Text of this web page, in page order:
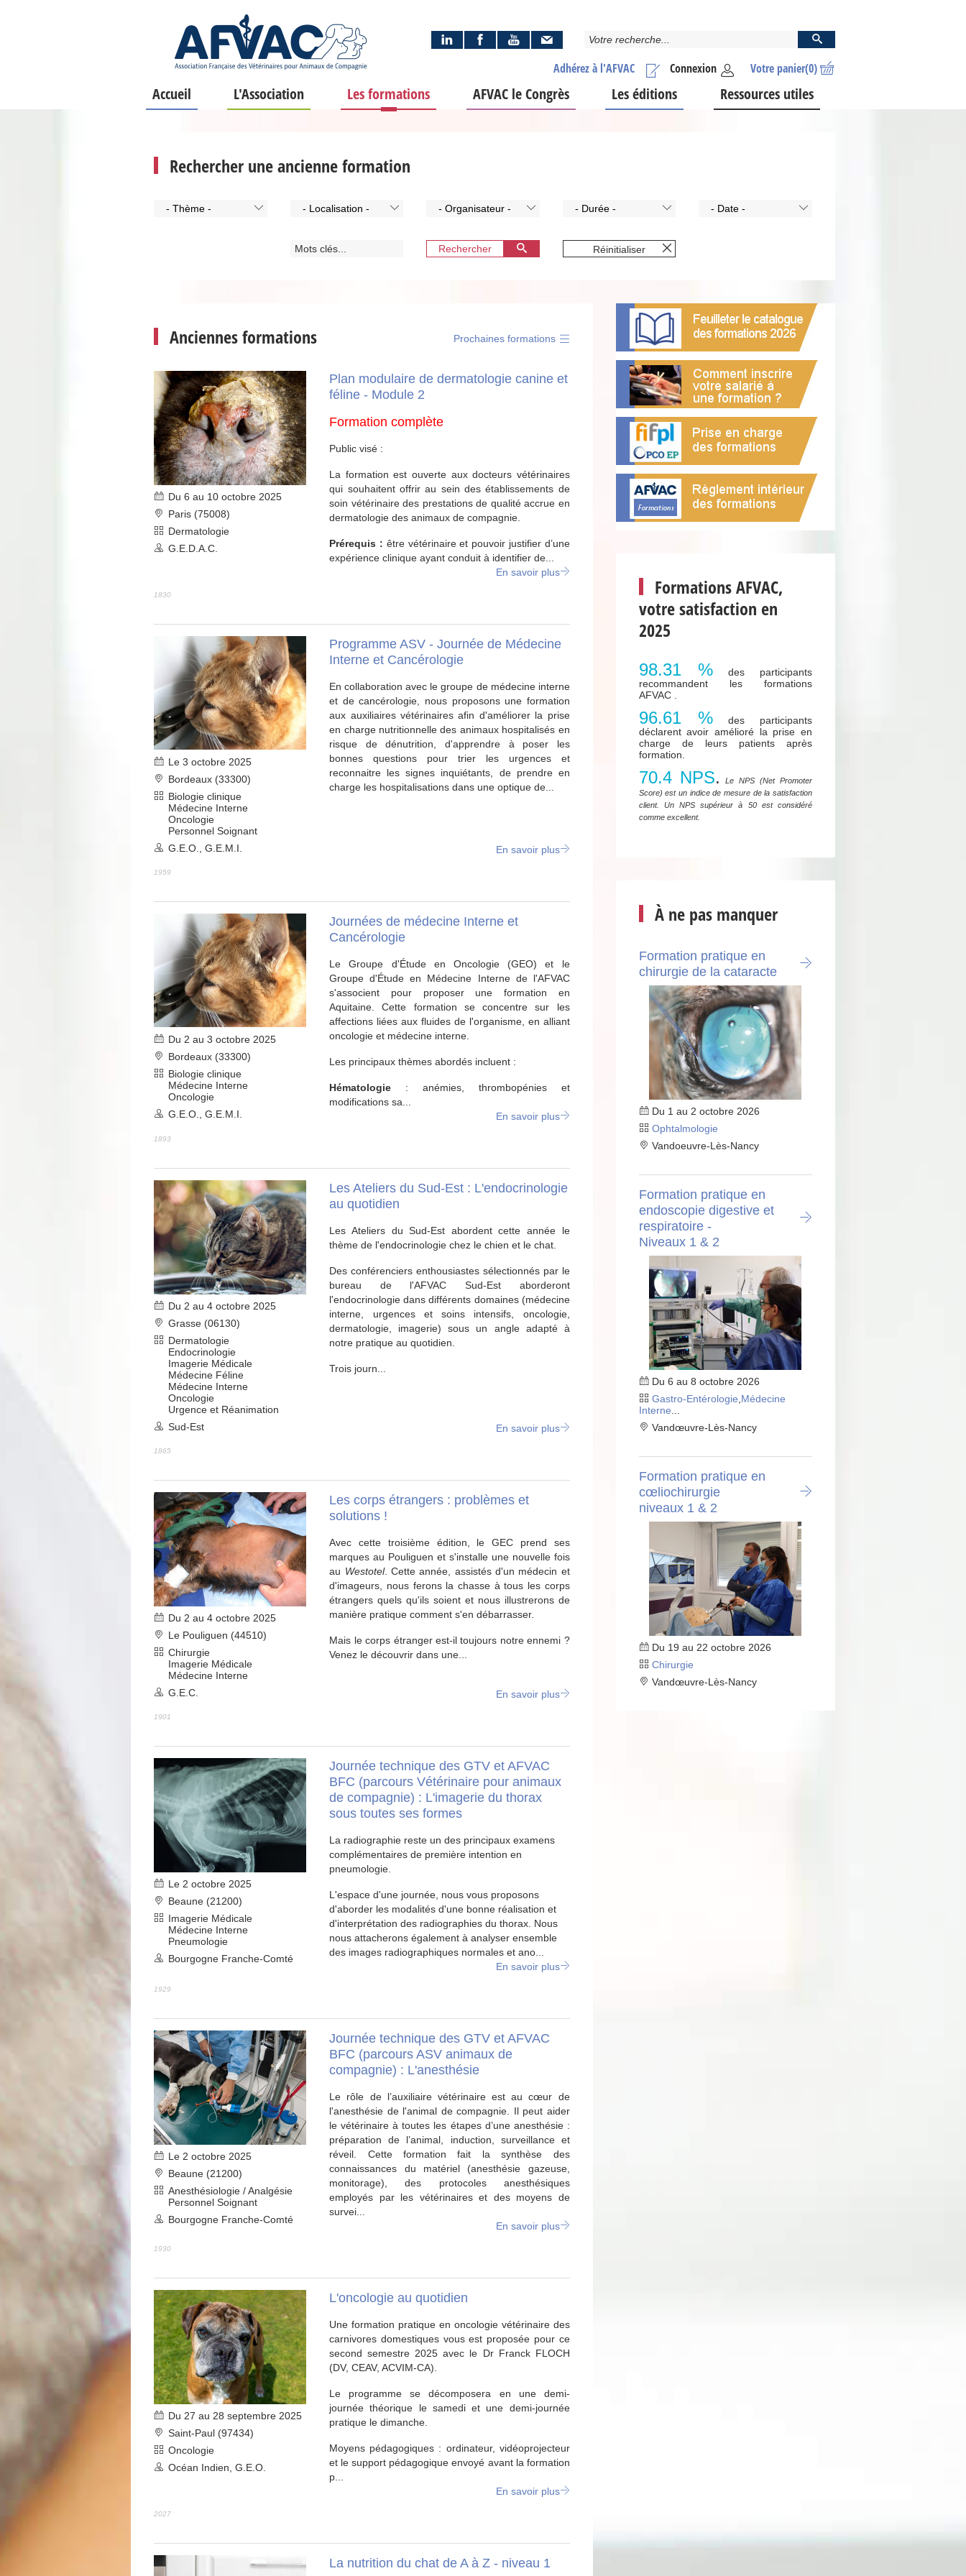
Votre panier(0)
Connexion
Adhérez à l'AFVAC
Accueil L'Association Les formations AFVAC le Congrès Les éditions Ressources utiles
Rechercher une ancienne formation
- Thème - - Localisation - - Organisateur - - Durée - - Date -
Rechercher Réinitialiser
Anciennes formations Prochaines formations
Plan modulaire de dermatologie canine et
féline - Module 2
Formation complète
Public visé :
La formation est ouverte aux docteurs vétérinaires
qui souhaitent offrir au sein des établissements de
soin vétérinaire des prestations de qualité accrue en
dermatologie des animaux de compagnie.
Prérequis : être vétérinaire et pouvoir justifier d’une
expérience clinique ayant conduit à identifier de...
En savoir plus
Du 6 au 10 octobre 2025
Paris (75008)
Dermatologie
G.E.D.A.C.
1830
Programme ASV - Journée de Médecine
Interne et Cancérologie
En collaboration avec le groupe de médecine interne
et de cancérologie, nous proposons une formation
aux auxiliaires vétérinaires afin d'améliorer la prise
en charge nutritionnelle des animaux hospitalisés en
risque de dénutrition, d'apprendre à poser les
bonnes questions pour trier les urgences et
reconnaitre les signes inquiétants, de prendre en
charge les hospitalisations dans une optique de...
En savoir plus
Le 3 octobre 2025
Bordeaux (33300)
Biologie clinique
Médecine Interne
Oncologie
Personnel Soignant
G.E.O., G.E.M.I.
1959
Journées de médecine Interne et
Cancérologie
Le Groupe d'Étude en Oncologie (GEO) et le
Groupe d'Étude en Médecine Interne de l'AFVAC
s'associent pour proposer une formation en
Aquitaine. Cette formation se concentre sur les
affections liées aux fluides de l'organisme, en alliant
oncologie et médecine interne.
Les principaux thèmes abordés incluent :
Hématologie : anémies, thrombopénies et
modifications sa...
En savoir plus
Du 2 au 3 octobre 2025
Bordeaux (33300)
Biologie clinique
Médecine Interne
Oncologie
G.E.O., G.E.M.I.
1893
Les Ateliers du Sud-Est : L'endocrinologie
au quotidien
Les Ateliers du Sud-Est abordent cette année le
thème de l'endocrinologie chez le chien et le chat.
Des conférenciers enthousiastes sélectionnés par le
bureau de l'AFVAC Sud-Est aborderont
l'endocrinologie dans différents domaines (médecine
interne, urgences et soins intensifs, oncologie,
dermatologie, imagerie) sous un angle adapté à
notre pratique au quotidien.
Trois journ...
En savoir plus
Du 2 au 4 octobre 2025
Grasse (06130)
Dermatologie
Endocrinologie
Imagerie Médicale
Médecine Féline
Médecine Interne
Oncologie
Urgence et Réanimation
Sud-Est
1865
Les corps étrangers : problèmes et
solutions !
Avec cette troisième édition, le GEC prend ses
marques au Pouliguen et s'installe une nouvelle fois
au Westotel. Cette année, assistés d'un médecin et
d'imageurs, nous ferons la chasse à tous les corps
étrangers quels qu'ils soient et nous illustrerons de
manière pratique comment s'en débarrasser.
Mais le corps étranger est-il toujours notre ennemi ?
Venez le découvrir dans une...
En savoir plus
Du 2 au 4 octobre 2025
Le Pouliguen (44510)
Chirurgie
Imagerie Médicale
Médecine Interne
G.E.C.
1901
Journée technique des GTV et AFVAC
BFC (parcours Vétérinaire pour animaux
de compagnie) : L'imagerie du thorax
sous toutes ses formes
La radiographie reste un des principaux examens
complémentaires de première intention en
pneumologie.
L'espace d'une journée, nous vous proposons
d'aborder les modalités d'une bonne réalisation et
d'interprétation des radiographies du thorax. Nous
nous attacherons également à analyser ensemble
des images radiographiques normales et ano...
En savoir plus
Le 2 octobre 2025
Beaune (21200)
Imagerie Médicale
Médecine Interne
Pneumologie
Bourgogne Franche-Comté
1929
Journée technique des GTV et AFVAC
BFC (parcours ASV animaux de
compagnie) : L'anesthésie
Le rôle de l’auxiliaire vétérinaire est au cœur de
l'anesthésie de l'animal de compagnie. Il peut aider
le vétérinaire à toutes les étapes d’une anesthésie :
préparation de l’animal, induction, surveillance et
réveil. Cette formation fait la synthèse des
connaissances du matériel (anesthésie gazeuse,
monitorage), des protocoles anesthésiques
employés par les vétérinaires et des moyens de
survei...
En savoir plus
Le 2 octobre 2025
Beaune (21200)
Anesthésiologie / Analgésie
Personnel Soignant
Bourgogne Franche-Comté
1930
L'oncologie au quotidien
Une formation pratique en oncologie vétérinaire des
carnivores domestiques vous est proposée pour ce
second semestre 2025 avec le Dr Franck FLOCH
(DV, CEAV, ACVIM-CA).
Le programme se décomposera en une demi-
journée théorique le samedi et une demi-journée
pratique le dimanche.
Moyens pédagogiques : ordinateur, vidéoprojecteur
et le support pédagogique envoyé avant la formation
p...
En savoir plus
Du 27 au 28 septembre 2025
Saint-Paul (97434)
Oncologie
Océan Indien, G.E.O.
2027
La nutrition du chat de A à Z - niveau 1
Formations AFVAC,
votre satisfaction en
2025
98.31 % des participants
recommandent les formations
AFVAC .
96.61 % des participants
déclarent avoir amélioré la prise en
charge de leurs patients après
formation.
70.4 NPS.
Le NPS (Net Promoter
Score) est un indice de mesure de la satisfaction
client. Un NPS supérieur à 50 est considéré
comme excellent.
À ne pas manquer
Formation pratique en
chirurgie de la cataracte
Du 1 au 2 octobre 2026
Ophtalmologie
Vandoeuvre-Lès-Nancy
Formation pratique en
endoscopie digestive et
respiratoire -
Niveaux 1 & 2
Du 6 au 8 octobre 2026
Gastro-Entérologie Médecine
Interne
Vandœuvre-Lès-Nancy
Formation pratique en
cœliochirurgie
niveaux 1 & 2
Du 19 au 22 octobre 2026
Chirurgie
Vandœuvre-Lès-Nancy